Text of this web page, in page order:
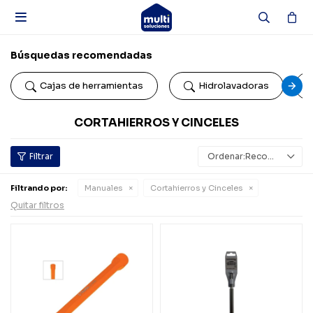

Búsquedas recomendadas
Cajas de herramientas Hidrolavadoras
CORTAHIERROS Y CINCELES
Recomendados
Filtrando por: Manuales Cortahierros y Cinceles
Quitar filtros